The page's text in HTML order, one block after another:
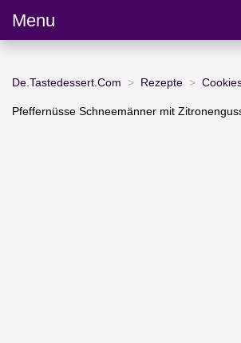
Menu
De.Tastedessert.Com Rezepte
Pfeffernüsse Schneemänner mit